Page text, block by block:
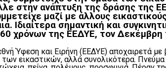
στην ανάπτυξη της δράσης της
μαζί με άλλους
Ιδιαίτερα σημαντική και
χρόνων της ΕΕΔΥΕ, τον Δεκέμβρη
Ύφεση και Ειρήνη (ΕΕΔΥΕ) αποχαιρετά
εικαστικών, αλλά συνολικότερα.